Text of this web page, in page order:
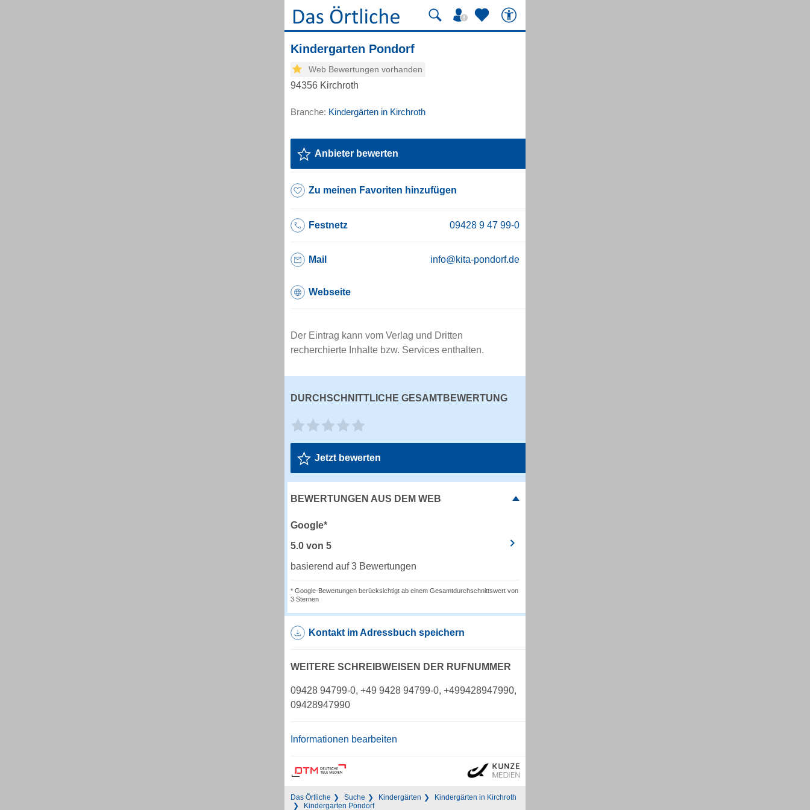
Kindergarten Pondorf
Web Bewertungen vorhanden
94356 Kirchroth
Branche: Kindergärten in Kirchroth
Anbieter bewerten
Zu meinen Favoriten hinzufügen
Festnetz
Mail info@kita-pondorf.de
Webseite
Der Eintrag kann vom Verlag und Dritten
recherchierte Inhalte bzw. Services enthalten.
DURCHSCHNITTLICHE GESAMTBEWERTUNG
Jetzt bewerten
BEWERTUNGEN AUS DEM WEB
Google*
5.0 von 5
basierend auf 3 Bewertungen
* Google-Bewertungen berücksichtigt ab einem Gesamtdurchschnittswert von
3 Sternen
Kontakt im Adressbuch speichern
WEITERE SCHREIBWEISEN DER RUFNUMMER
09428 94799-0, +49 9428 94799-0, +499428947990,
09428947990
Informationen bearbeiten
Das Örtliche Suche Kindergärten
Kindergärten in Kirchroth
Kindergarten Pondorf